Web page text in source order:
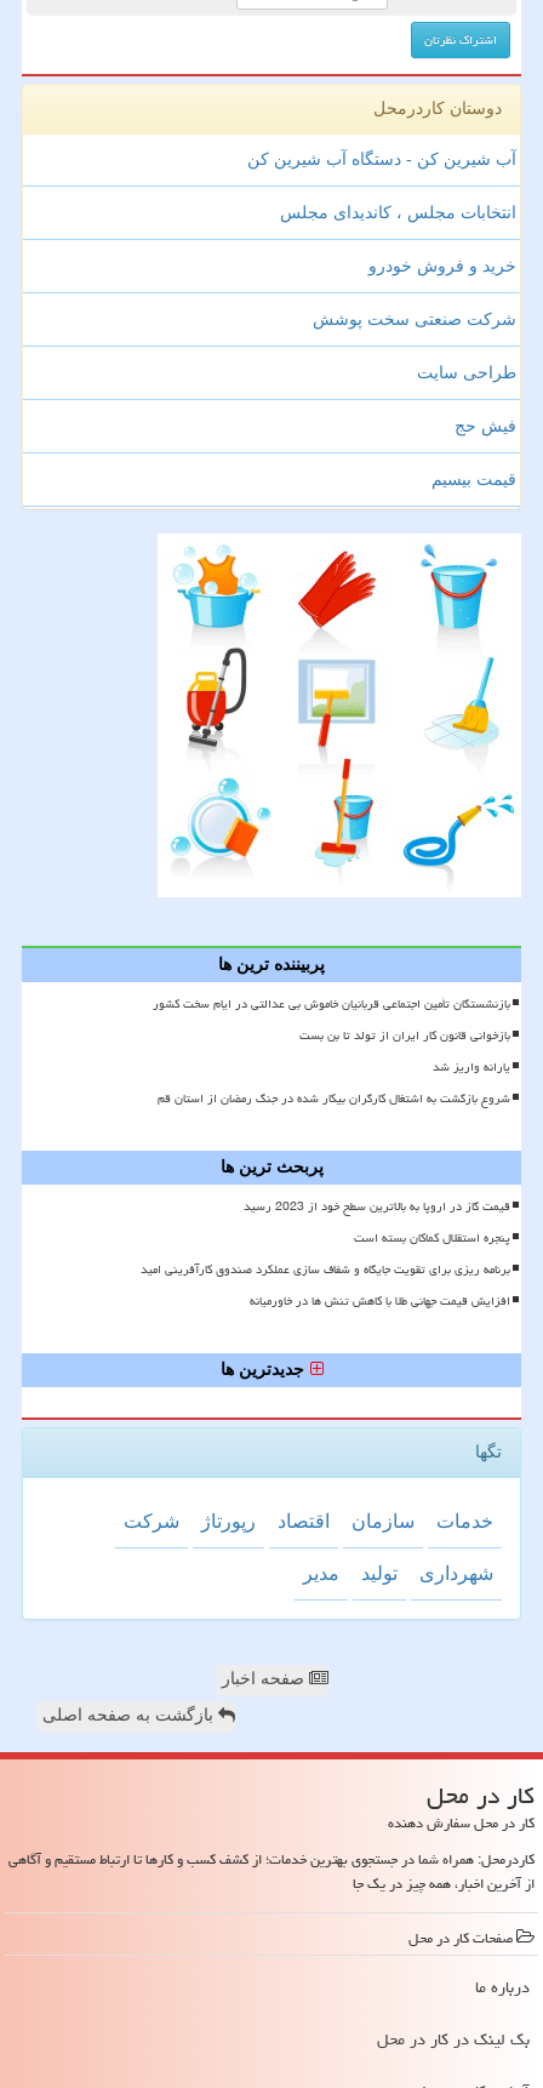
دوستان کاردرمحل
آب شیرین کن - دستگاه آب شیرین کن
انتخابات مجلس ، کاندیدای مجلس
خرید و فروش خودرو
شرکت صنعتی سخت پوشش
طراحی سایت
فیش حج
قیمت بیسیم
پربیننده ترین ها
بازنشستگان تأمین اجتماعی قربانیان خاموش بی عدالتی در ایام سخت کشور
بازخوانی قانون کار ایران از تولد تا بن بست
یارانه واریز شد
شروع بازگشت به اشتغال کارگران بیکار شده در جنگ رمضان از استان قم
پربحث ترین ها
قیمت گاز در اروپا به بالاترین سطح خود از 2023 رسید
پنجره استقلال کماکان بسته است
برنامه ریزی برای تقویت جایگاه و شفاف سازی عملکرد صندوق کارآفرینی امید
افزایش قیمت جهانی طلا با کاهش تنش ها در خاورمیانه
جدیدترین ها
تگها
خدمات سازمان اقتصاد رپورتاژ شركت
شهرداری تولید مدیر
صفحه اخبار
بازگشت به صفحه اصلی
كار در محل
کار در محل سفارش دهنده
کاردرمحل: همراه شما در جستجوی بهترین خدمات؛ از کشف کسب و کارها تا ارتباط مستقیم و آگاهی
از آخرین اخبار، همه چیز در یک جا
صفحات كار در محل
درباره ما
بک لینک در كار در محل